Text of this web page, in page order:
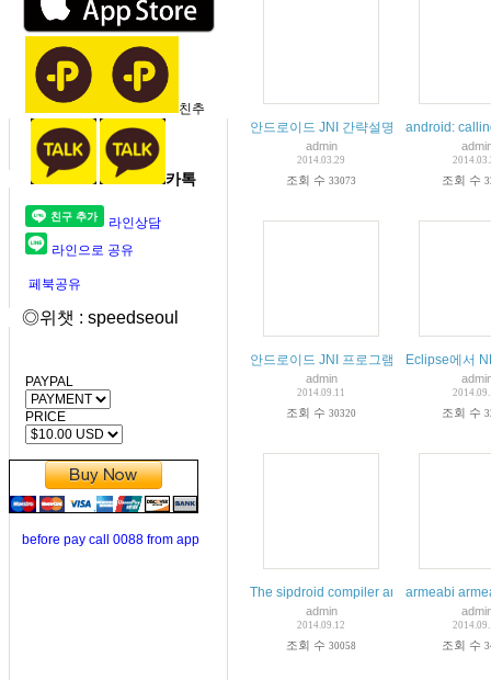
친추
카톡
라인상담
라인으로 공유
페북공유
◎위챗 : speedseoul
PAYPAL
PRICE
before pay call 0088 from app
안드로이드 JNI 간략설명
admin
2014.03.29
조회 수 33073
android:
조회 수
안드로이드 JNI 프로그램 작성을 위한 개
admin
2014.09.11
조회 수 30320
Eclipse에서
조회 수
The sipdroid compiler and imported
admin
2014.09.12
조회 수 30058
armeabi
조회 수